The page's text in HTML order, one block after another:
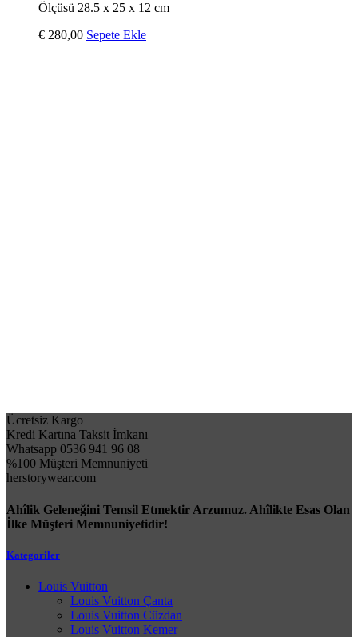
Ölçüsü 28.5 x 25 x 12 cm
€ 280,00 Sepete Ekle
Ücretsiz Kargo
Kredi Kartına Taksit İmkanı
Whatsapp 0536 941 96 08
%100 Müşteri Memnuniyeti
herstorywear.com
Ahîlik Geleneğini Temsil Etmektir Arzumuz. Ahîlikte Esas Olan
İlke Müşteri Memnuniyetidir!
Kategoriler
Louis Vuitton
Louis Vuitton Çanta
Louis Vuitton Cüzdan
Louis Vuitton Kemer